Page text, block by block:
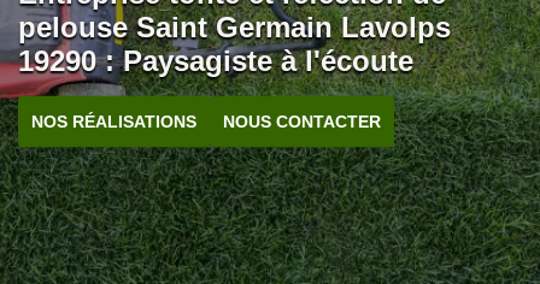
pelouse Saint Germain Lavolps
19290 : Paysagiste à l'écoute
NOS RÉALISATIONS NOUS CONTACTER